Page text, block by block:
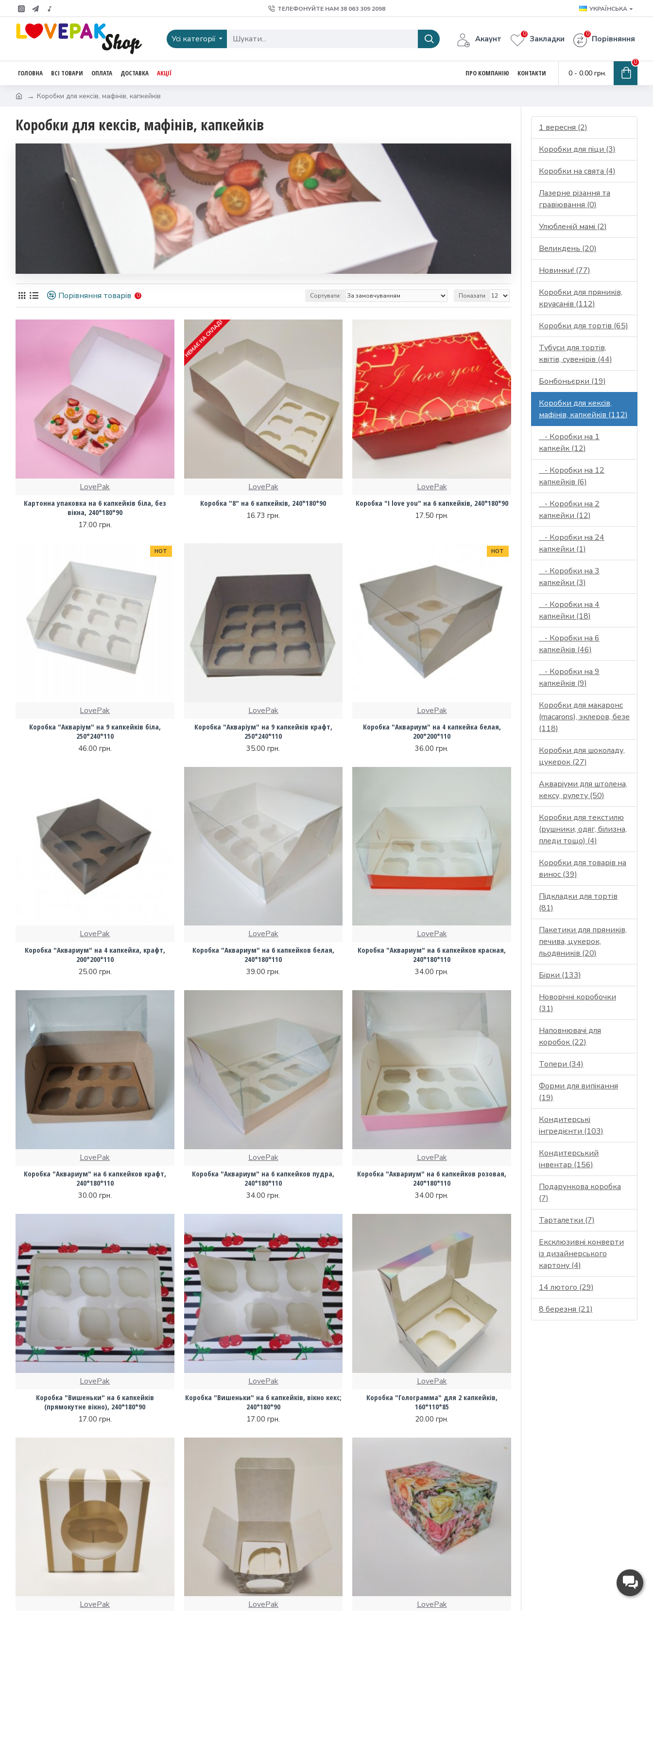
ТЕЛЕФОНУЙТЕ НАМ 38 ‎063 309 2098 УКРАЇНСЬКА
Усі категорії Акаунт Закладки
0
Порівняння
0
ГОЛОВНА ВСІ ТОВАРИ ОПЛАТА ДОСТАВКА АКЦІЇ ПРО КОМПАНІЮ КОНТАКТИ 0 - 0.00 грн.
0
Коробки для кексів, мафінів, капкейків
Коробки для кексів, мафінів, капкейків
Порівняння товарів 0 Сортувати: Показати
LovePak
Картонна упаковка на 6 капкейків біла, без
вікна, 240*180*90
17.00 грн.
НЕМАЄ НА СКЛАДІ
LovePak
Коробка "8" на 6 капкейків, 240*180*90
16.73 грн.
LovePak
Коробка "I love you" на 6 капкейків, 240*180*90
17.50 грн.
HOT
LovePak
Коробка "Акваріум" на 9 капкейків біла,
250*240*110
46.00 грн.
LovePak
Коробка "Акваріум" на 9 капкейків крафт,
250*240*110
35.00 грн.
HOT
LovePak
Коробка "Аквариум" на 4 капкейка белая,
200*200*110
36.00 грн.
LovePak
Коробка "Аквариум" на 4 капкейка, крафт,
200*200*110
25.00 грн.
LovePak
Коробка "Аквариум" на 6 капкейков белая,
240*180*110
39.00 грн.
LovePak
Коробка "Аквариум" на 6 капкейков красная,
240*180*110
34.00 грн.
LovePak
Коробка "Аквариум" на 6 капкейков крафт,
240*180*110
30.00 грн.
LovePak
Коробка "Аквариум" на 6 капкейков пудра,
240*180*110
34.00 грн.
LovePak
Коробка "Аквариум" на 6 капкейков розовая,
240*180*110
34.00 грн.
LovePak
Коробка "Вишеньки" на 6 капкейків
(прямокутне вікно), 240*180*90
17.00 грн.
LovePak
Коробка "Вишеньки" на 6 капкейків, вікно кекс;
240*180*90
17.00 грн.
LovePak
Коробка "Голограмма" для 2 капкейків,
160*110*85
20.00 грн.
LovePak LovePak LovePak
1 вересня (2)
Коробки для піци (3)
Коробки на свята (4)
Лазерне різання та
гравіювання (0)
Улюбленій мамі (2)
Великдень (20)
Новинки! (77)
Коробки для пряників,
круасанів (112)
Коробки для тортів (65)
Тубуси для тортів,
квітів, сувенірів (44)
Бонбоньєрки (19)
Коробки для кексів,
мафінів, капкейків (112)
- Коробки на 1
капкейк (12)
- Коробки на 12
капкейків (6)
- Коробки на 2
капкейки (12)
- Коробки на 24
капкейки (1)
- Коробки на 3
капкейки (3)
- Коробки на 4
капкейки (18)
- Коробки на 6
капкейків (46)
- Коробки на 9
капкейків (9)
Коробки для макаронс
(macarons), эклеров, безе
(118)
Коробки для шоколаду,
цукерок (27)
Акваріуми для штолена,
кексу, рулету (50)
Коробки для текстилю
(рушники, одяг, білизна,
пледи тощо) (4)
Коробки для товарів на
винос (39)
Підкладки для тортів
(81)
Пакетики для пряників,
печива, цукерок,
льодяників (20)
Бірки (133)
Новорічні коробочки
(31)
Наповнювачі для
коробок (22)
Топери (34)
Форми для випікання
(19)
Кондитерські
інгредієнти (103)
Кондитерський
інвентар (156)
Подарункова коробка
(7)
Тарталетки (7)
Ексклюзивні конверти
із дизайнерського
картону (4)
14 лютого (29)
8 березня (21)